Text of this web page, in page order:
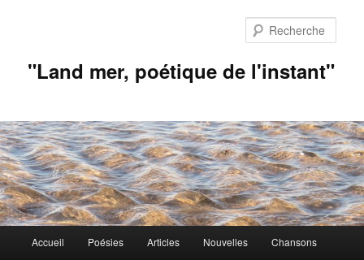
"Land mer, poétique de l'instant"
principal
Accueil Poésies Articles Nouvelles Chansons